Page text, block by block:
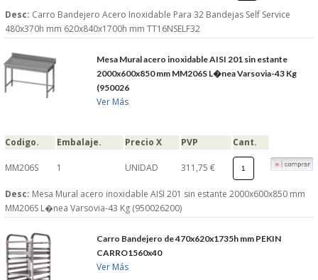
Desc: Carro Bandejero Acero Inoxidable Para 32 Bandejas Self Service
480x370h mm 620x840x1700h mm TT16NSELF32
Mesa Mural acero inoxidable AISI 201 sin estante
2000x600x850 mm MM206S L�nea Varsovia-43 Kg
(950026
Ver Más
Codigo. Embalaje. Precio X PVP Cant.
MM206S 1 UNIDAD 311,75 €
Desc: Mesa Mural acero inoxidable AISI 201 sin estante 2000x600x850 mm
MM206S L�nea Varsovia-43 Kg (950026200)
Carro Bandejero de 470x620x1735h mm PEKIN
CARRO1560x40
Ver Más